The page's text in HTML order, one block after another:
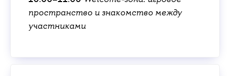
пространство и знакомство между
участниками